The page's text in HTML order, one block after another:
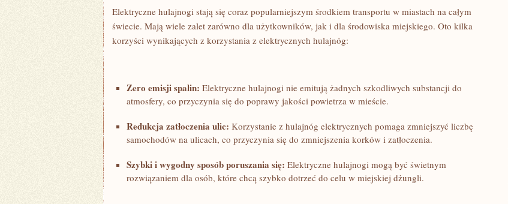
Elektryczne hulajnogi stają się coraz popularniejszym środkiem transportu w ⁢miastach na całym
świecie. ‍Mają wiele ⁤zalet ‍zarówno dla użytkowników, jak i dla środowiska miejskiego. Oto kilka
korzyści wynikających z korzystania z elektrycznych hulajnóg:
Zero emisji ‍spalin: Elektryczne ⁢hulajnogi nie emitują żadnych szkodliwych substancji do
atmosfery, co przyczynia się​ do poprawy jakości powietrza w mieście.
Redukcja zatłoczenia ulic: Korzystanie z hulajnóg elektrycznych pomaga zmniejszyć liczbę
samochodów na ulicach, co przyczynia się ‌do zmniejszenia korków i zatłoczenia.
Szybki i wygodny sposób‍ poruszania się: Elektryczne hulajnogi mogą⁣ być ‌świetnym
rozwiązaniem dla osób, które chcą szybko ⁢dotrzeć ‍do celu w miejskiej dżungli.